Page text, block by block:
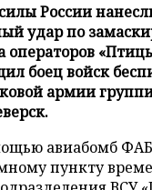
России
удар по
операторов
боец войск
армии
авиабомб
пункту